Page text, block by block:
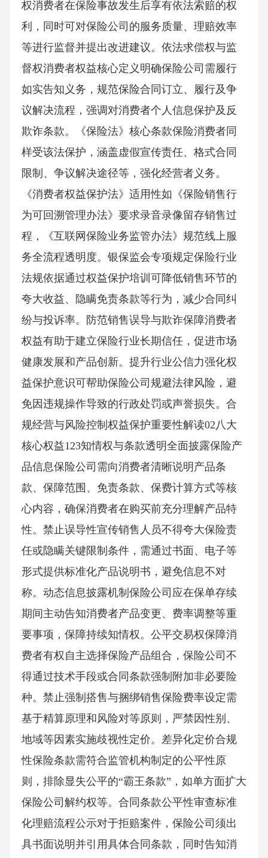
权消费者在保险事故发生后享有依法索赔的权
利，同时可对保险公司的服务质量、理赔效率
等进行监督并提出改进建议。依法求偿权与监
督权消费者权益核心定义明确保险公司需履行
如实告知义务，规范保险合同订立、履行及争
议解决流程，强调对消费者个人信息保护及反
欺诈条款。《保险法》核心条款保险消费者同
样受该法保护，涵盖虚假宣传责任、格式合同
限制、争议解决途径等，强化经营者义务。
《消费者权益保护法》适用性如《保险销售行
为可回溯管理办法》要求录音录像留存销售过
程，《互联网保险业务监管办法》规范线上服
务全流程透明度。银保监会专项规定保险行业
法规依据通过权益保护培训可降低销售环节的
夸大收益、隐瞒免责条款等行为，减少合同纠
纷与投诉率。防范销售误导与欺诈保障消费者
权益有助于建立保险行业长期信任，促进市场
健康发展和产品创新。提升行业公信力强化权
益保护意识可帮助保险公司规避法律风险，避
免因违规操作导致的行政处罚或声誉损失。合
规经营与风险控制权益保护重要性解读02八大
核心权益123知情权与条款透明全面披露保险产
品信息保险公司需向消费者清晰说明产品条
款、保障范围、免责条款、保费计算方式等核
心内容，确保消费者在购买前充分理解产品特
性。禁止误导性宣传销售人员不得夸大保险责
任或隐瞒关键限制条件，需通过书面、电子等
形式提供标准化产品说明书，避免信息不对
称。动态信息披露机制保险公司应在保单存续
期间主动告知消费者产品变更、费率调整等重
要事项，保障持续知情权。公平交易权保障消
费者有权自主选择保险产品组合，保险公司不
得通过技术手段或合同条款强制附加非必要险
种。禁止强制搭售与捆绑销售保险费率设定需
基于精算原理和风险对等原则，严禁因性别、
地域等因素实施歧视性定价。差异化定价合规
性保险条款需符合监管机构制定的公平性原
则，排除显失公平的“霸王条款”，如单方面扩大
保险公司解约权等。合同条款公平性审查标准
化理赔流程公示对于拒赔案件，保险公司须出
具书面说明并引用具体合同条款，同时告知消